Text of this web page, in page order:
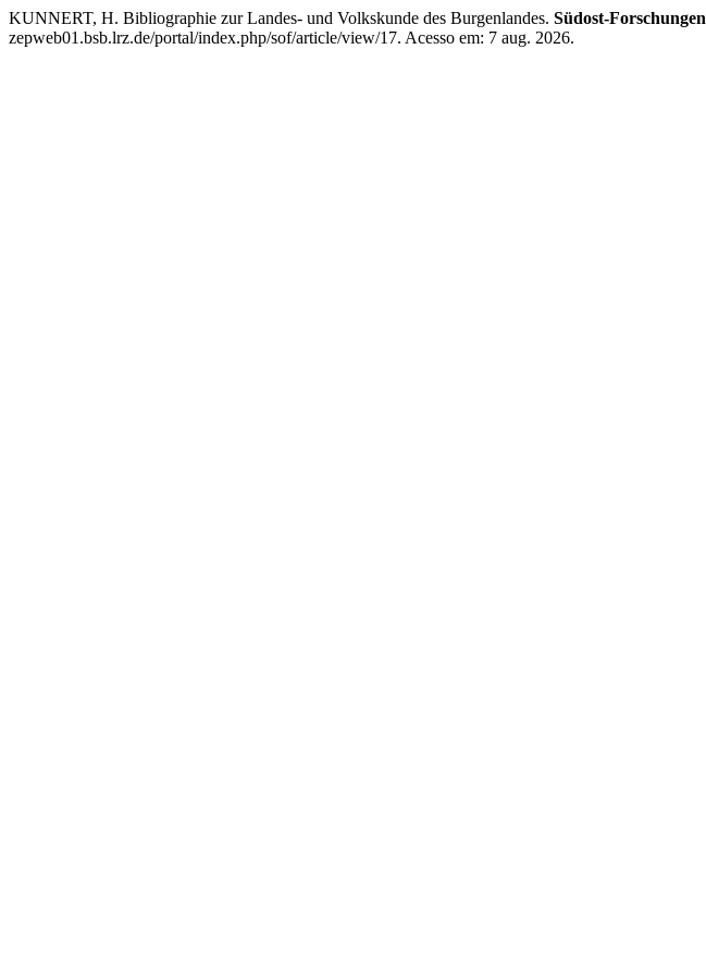
KUNNERT, H. Bibliographie zur Landes- und Volkskunde des Burgenlandes. Südost-Forschungen
zepweb01.bsb.lrz.de/portal/index.php/sof/article/view/17. Acesso em: 7 aug. 2026.